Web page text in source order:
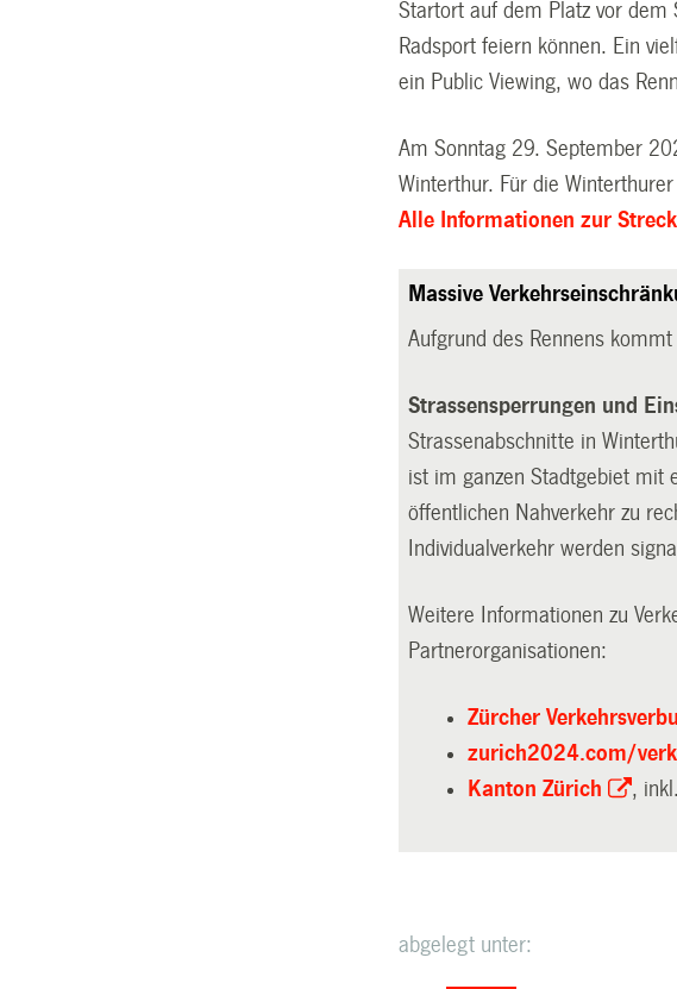
Startort auf dem Platz vor dem
Radsport feiern können. Ein
ein Public Viewing, wo das
Am Sonntag 29. September
Winterthur. Für die
Alle Informationen zur
Massive
Aufgrund des Rennens
Strassensperrungen und
Strassenabschnitte in
ist im ganzen Stadtgebiet mit
öffentlichen Nahverkehr zu
Individualverkehr werden
Weitere Informationen zu
Partnerorganisationen:
Zürcher
zurich2024.com/
Kanton Zürich
,
abgelegt unter: